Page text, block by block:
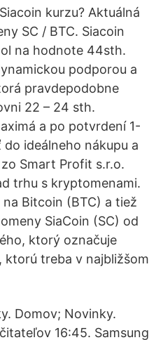
kurzu? Aktuálná
SC / BTC. Siacoin
na hodnote 44sth.
podporou a
pravdepodobne
22 – 24 sth.
a po potvrdení 1-
ideálneho nákupu a
Smart Profit s.r.o.
trhu s kryptomenami.
Bitcoin (BTC) a tiež
SiaCoin (SC) od
ktorý označuje
ktorú treba v najbližšom
Domov; Novinky.
16:45. Samsung